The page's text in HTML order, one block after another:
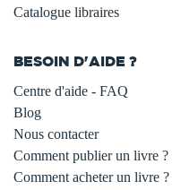
Catalogue libraires
BESOIN D'AIDE ?
Centre d'aide - FAQ
Blog
Nous contacter
Comment publier un livre ?
Comment acheter un livre ?